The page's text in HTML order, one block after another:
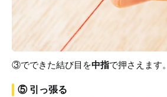
③でできた結び目を中指で押さえます。
⑤ 引っ張る